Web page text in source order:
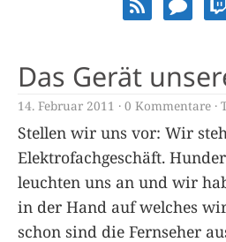
Das Gerät
14. Februar 2011 0 Kommentare
Stellen wir uns vor: Wir
Elektrofachgeschäft.
leuchten uns an und wir
in der Hand auf welches
schon sind die Fernseher